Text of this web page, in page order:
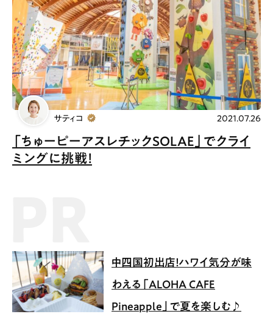
Special Life
Gourmet News
Outing
ペコマガとは
スポット情報
「ちゅーピーアスレチックSOLAE」でクライ
ミングに挑戦！
サティコ 2021.07.26
中四国初出店！ハワイ気分が味
わえる「ALOHA CAFE
Pineapple」で夏を楽しむ♪